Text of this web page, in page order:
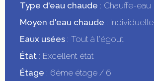
Type d'eau chaude
Chauffe-eau
Moyen d'eau chaude
Individuelle
Eaux usées Tout à l'égout
État
Excellent état
Étage
6ème étage / 6